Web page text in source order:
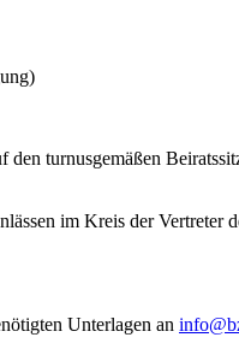
turnusgemäßen
im Kreis der
Unterlagen an